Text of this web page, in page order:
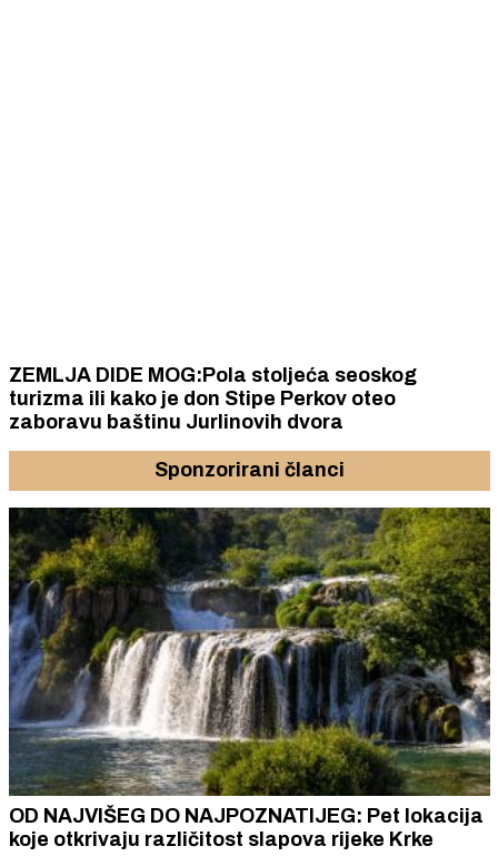
ZEMLJA DIDE MOG:Pola stoljeća seoskog
turizma ili kako je don Stipe Perkov oteo
zaboravu baštinu Jurlinovih dvora
Sponzorirani članci
OD NAJVIŠEG DO NAJPOZNATIJEG: Pet lokacija
koje otkrivaju različitost slapova rijeke Krke